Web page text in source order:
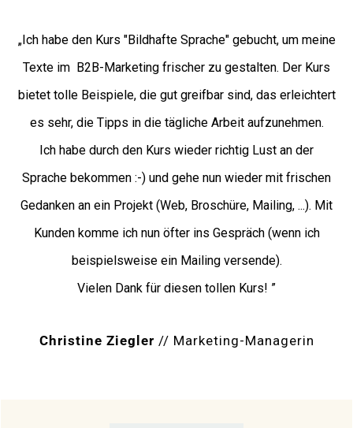
„Ich habe den Kurs "Bildhafte Sprache" gebucht, um meine
Texte im B2B-Marketing frischer zu gestalten. Der Kurs
bietet tolle Beispiele, die gut greifbar sind, das erleichtert
es sehr, die Tipps in die tägliche Arbeit aufzunehmen.
Ich habe durch den Kurs wieder richtig Lust an der
Sprache bekommen :-) und gehe nun wieder mit frischen
Gedanken an ein Projekt (Web, Broschüre, Mailing, ...). Mit
Kunden komme ich nun öfter ins Gespräch (wenn ich
beispielsweise ein Mailing versende).
Vielen Dank für diesen tollen Kurs! ”
Christine Ziegler // Marketing-Managerin